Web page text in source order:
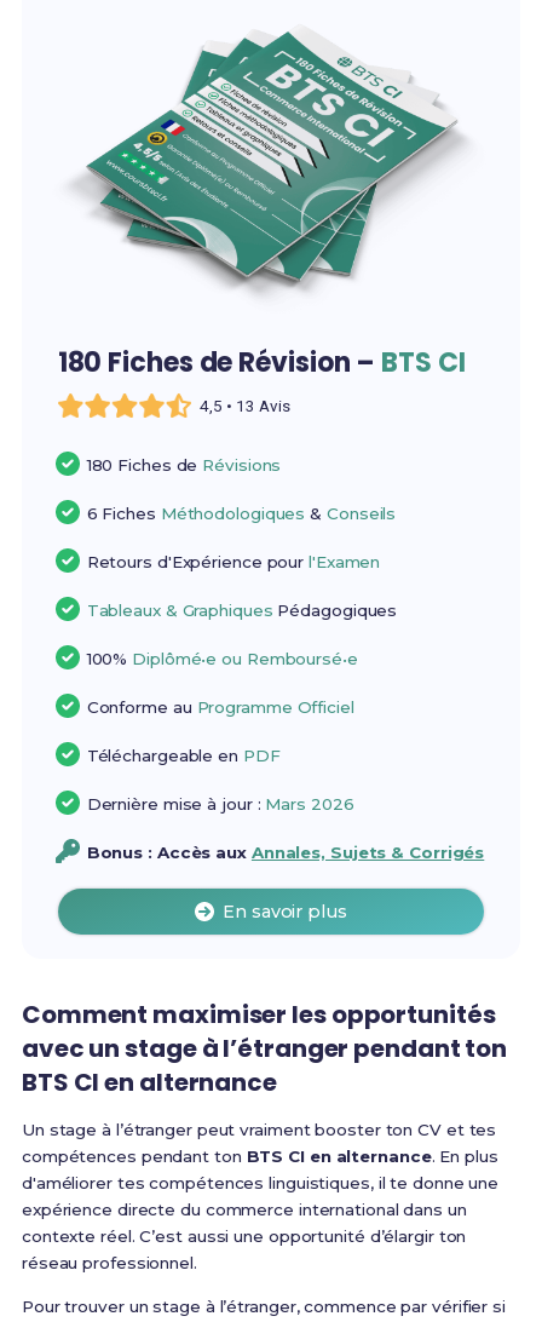
180 Fiches de Révision – BTS CI
4,5 • 13 Avis
180 Fiches de Révisions
6 Fiches Méthodologiques &Conseils
Retours d'Expérience pourl'Examen
Tableaux & Graphiques Pédagogiques
100% Diplômé•e ou Remboursé•e
Conforme au Programme Officiel
Téléchargeable en PDF
Dernière mise à jour : Mars 2026
Bonus : Accès aux Annales, Sujets & Corrigés
En savoir plus
Comment maximiser les opportunités
avec un stage à l’étranger pendant ton
BTS CI en alternance
Un stage à l’étranger peut vraiment booster ton CV et tes
compétences pendant ton BTS CI en alternance. En plus
d'améliorer tes compétences linguistiques, il te donne une
expérience directe du commerce international dans un
contexte réel. C’est aussi une opportunité d’élargir ton
réseau professionnel.
Pour trouver un stage à l’étranger, commence par vérifier si